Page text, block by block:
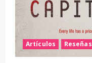
Artículos Reseñas